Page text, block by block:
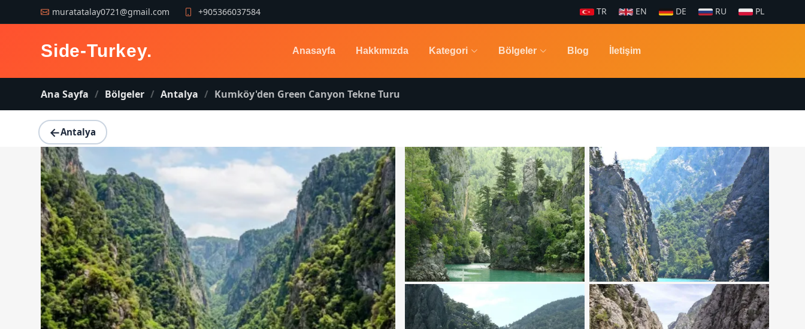
muratatalay0721@gmail.com +905366037584 TR EN DE RU PL
Side-Turkey. Anasayfa Hakkımızda Kategori Bölgeler Blog İletişim
Ana Sayfa Bölgeler Antalya Kumköy'den Green Canyon Tekne Turu
←Antalya